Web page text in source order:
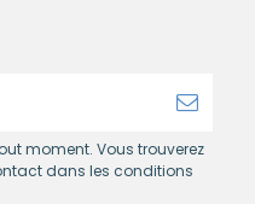
moment. Vous trouverez
dans les conditions